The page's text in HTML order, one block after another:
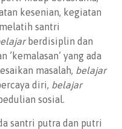
kesenian, kegiatan
santri
berdisiplin dan
’kemalasan’ yang ada
masalah, belajar
diri, belajar
sosial.
santri putra dan putri